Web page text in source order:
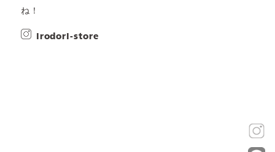
ね！
irodori-store